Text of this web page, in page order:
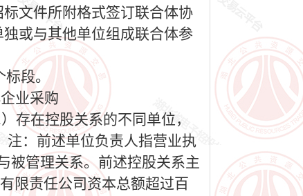
文件所附格式签订联合体协
或与其他单位组成联合体参
标段。
业采购
存在控股关系的不同单位，
注：前述单位负责人指营业执
被管理关系。前述控股关系主
限责任公司资本总额超过百